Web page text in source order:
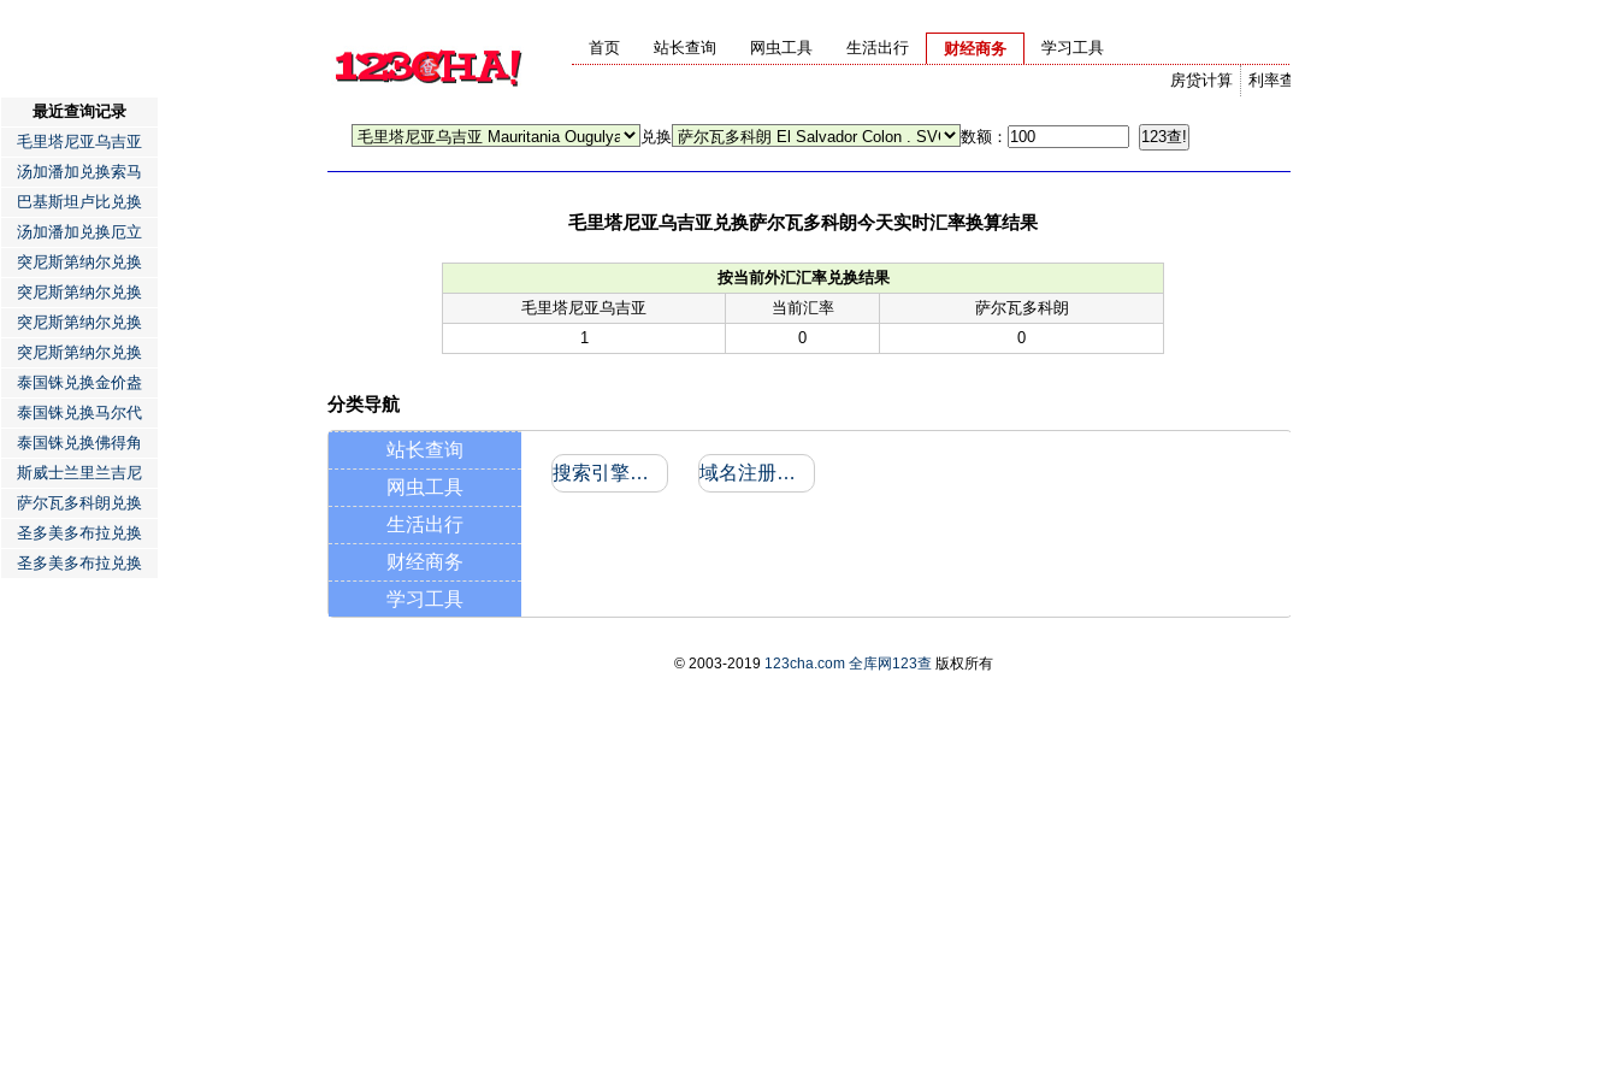
首页 站长查询 网虫工具 生活出行
财经商务
利率查询
房贷计算
学习工具
兑换 数额：
毛里塔尼亚乌吉亚兑换萨尔瓦多科朗今天实时汇率换算结果
按当前外汇汇率兑换结果
毛里塔尼亚乌吉亚
当前汇率
萨尔瓦多科朗
1
0 0
最近查询记录
毛里塔尼亚乌吉亚
汤加潘加兑换索马
巴基斯坦卢比兑换
汤加潘加兑换厄立
突尼斯第纳尔兑换
突尼斯第纳尔兑换
突尼斯第纳尔兑换
突尼斯第纳尔兑换
泰国铢兑换金价盎
泰国铢兑换马尔代
泰国铢兑换佛得角
斯威士兰里兰吉尼
萨尔瓦多科朗兑换
圣多美多布拉兑换
圣多美多布拉兑换
分类导航
站长查询
网虫工具
生活出行
财经商务
学习工具
搜索引擎收录和反向链接 域名注册信息
© 2003-2019 123cha.com 全库网123查版权所有